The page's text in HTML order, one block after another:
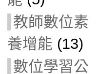
教師數位素
養增能 (13)
數位學習公